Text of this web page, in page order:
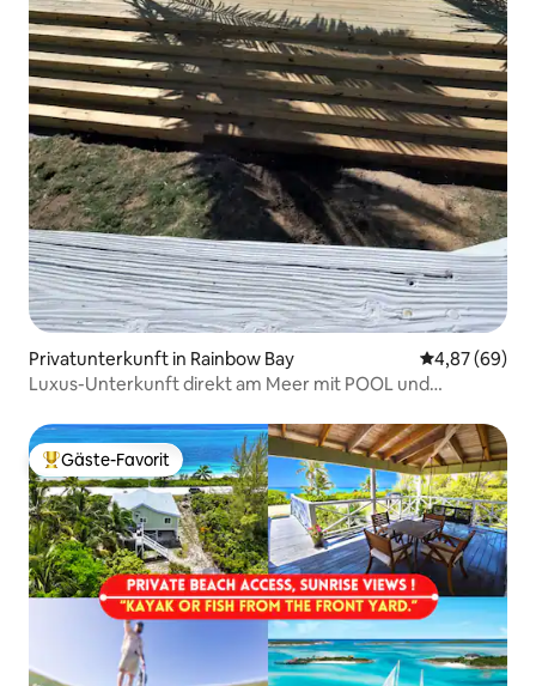
Privatunterkunft in Rainbow Bay
4,87 (69)
Luxus-Unterkunft direkt am Meer mit POOL und
Beliebter Gäste-Favorit.
Gäste-Favorit